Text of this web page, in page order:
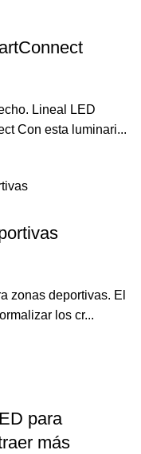
Lineal LED
Con esta luminari...
zonas deportivas. El
los cr...
para
más